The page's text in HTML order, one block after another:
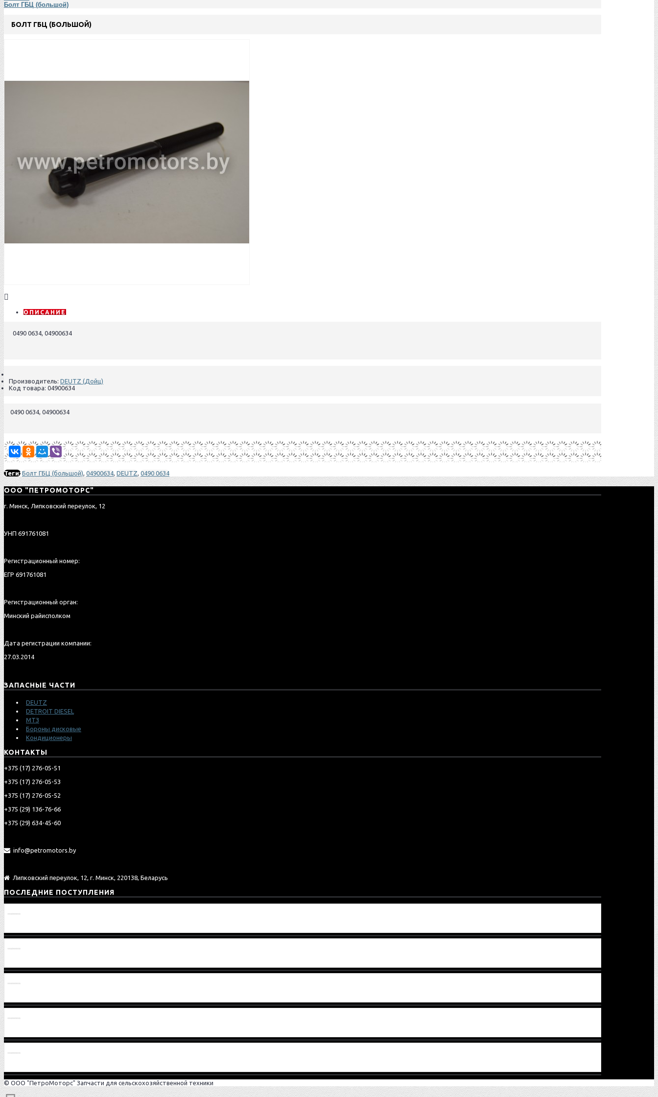
Болт ГБЦ (большой)
БОЛТ ГБЦ (БОЛЬШОЙ)
ОПИСАНИЕ
0490 0634, 04900634
Производитель: DEUTZ (Дойц)
Код товара: 04900634
0490 0634, 04900634
Теги: Болт ГБЦ (большой) 04900634 DEUTZ 0490 0634
ООО "ПЕТРОМОТОРС"
г. Минск, Липковский переулок, 12
УНП 691761081
Регистрационный номер:
ЕГР 691761081
Регистрационный орган:
Минский райисполком
Дата регистрации компании:
27.03.2014
ЗАПАСНЫЕ ЧАСТИ
DEUTZ
DETROIT DIESEL
МТЗ
Бороны дисковые
Кондиционеры
КОНТАКТЫ
‎+375 (17) 276-05-51
‎+375 (17) 276-05-53
‎+375 (17) 276-05-52
‎‎+375 (29) 136-76-66
‎‎+375 (29) 634-45-60
info@petromotors.by
Липковский переулок, 12, г. Минск, 220138, Беларусь
ПОСЛЕДНИЕ ПОСТУПЛЕНИЯ
© ООО "ПетроМоторс" Запчасти для сельскохозяйственной техники